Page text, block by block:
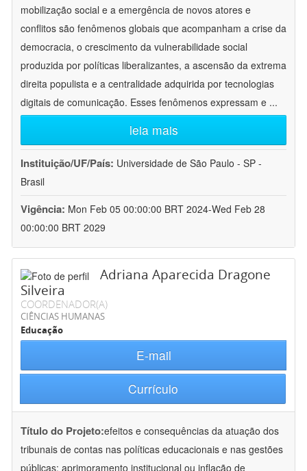
mobilização social e a emergência de novos atores e
conflitos são fenômenos globais que acompanham a crise da
democracia, o crescimento da vulnerabilidade social
produzida por políticas liberalizantes, a ascensão da extrema
direita populista e a centralidade adquirida por tecnologias
digitais de comunicação. Esses fenômenos expressam e ...
leia mais
Instituição/UF/País: Universidade de São Paulo - SP -
Brasil
Vigência: Mon Feb 05 00:00:00 BRT 2024-Wed Feb 28
00:00:00 BRT 2029
Adriana Aparecida Dragone
Silveira
COORDENADOR(A)
CIÊNCIAS HUMANAS
Educação
E-mail
Currículo
Título do Projeto:efeitos e consequências da atuação dos
tribunais de contas nas políticas educacionais e nas gestões
públicas: aprimoramento institucional ou inflação de